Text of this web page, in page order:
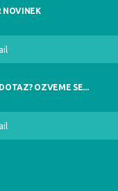
NOVINEK
OZVEME SE...